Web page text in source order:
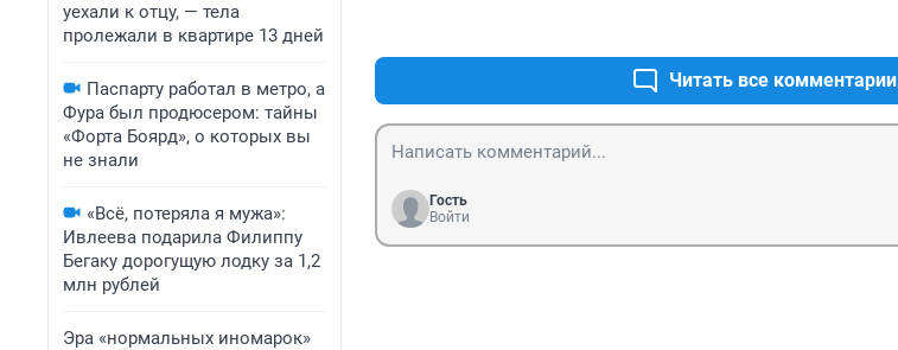
уехали к отцу, — тела
пролежали в квартире 13 дней
Паспарту работал в метро, а
Фура был продюсером: тайны
«Форта Боярд», о которых вы
не знали
«Всё, потеряла я мужа»:
Ивлеева подарила Филиппу
Бегаку дорогущую лодку за 1,2
млн рублей
Эра «нормальных иномарок»
Читать все комментарии
Гость
Войти